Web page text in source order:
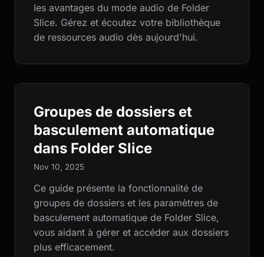
les avantages du mode audio de Folder
Slice. Gérez et écoutez votre bibliothèque
de ressources audio dès aujourd'hui.
Groupes de dossiers et
basculement automatique
dans Folder Slice
Nov 10, 2025
Ce guide présente la fonctionnalité de
groupes de dossiers et les paramètres de
basculement automatique de Folder Slice,
vous aidant à gérer et accéder aux dossiers
plus efficacement.